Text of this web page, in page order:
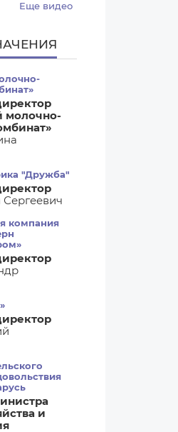
Еще видео
молочно-
"Дружба"
компания
и